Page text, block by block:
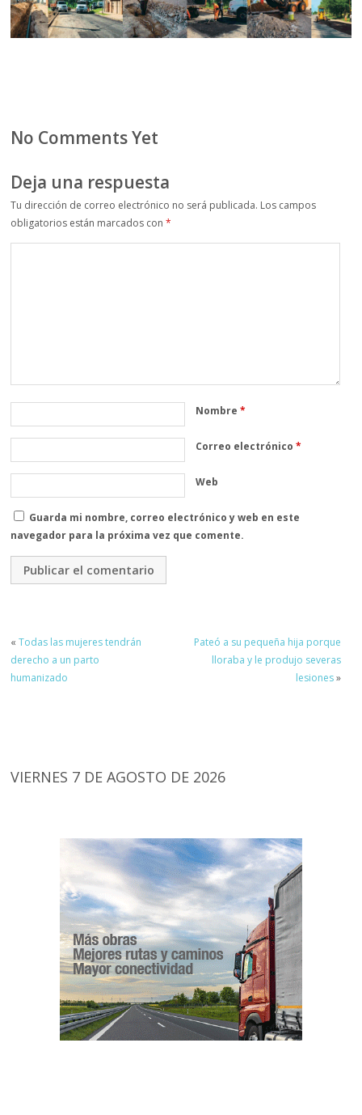
No Comments Yet
Deja una respuesta
Tu dirección de correo electrónico no será publicada. Los campos
obligatorios están marcados con*
Nombre*
Correo electrónico*
Web
Guarda mi nombre, correo electrónico y web en este
navegador para la próxima vez que comente.
«Todas las mujeres tendrán
derecho a un parto
humanizado
Pateó a su pequeña hija porque
lloraba y le produjo severas
lesiones»
VIERNES 7 DE AGOSTO DE 2026